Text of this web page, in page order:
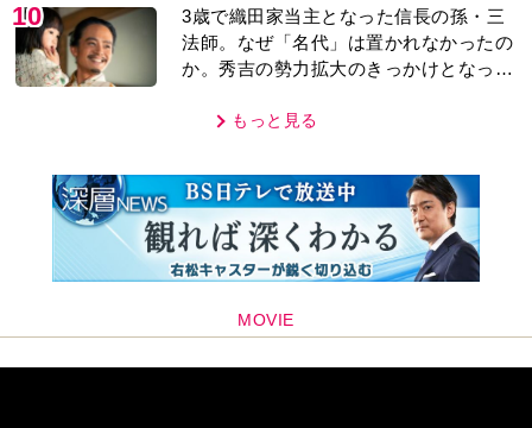
10
3歳で織田家当主となった信長の孫・三
法師。なぜ「名代」は置かれなかったの
か。秀吉の勢力拡大のきっかけとなった
が『豊臣兄弟！』を解説
もっと見る
MOVIE